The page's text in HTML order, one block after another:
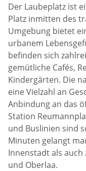
Der Laubeplatz ist
Platz inmitten des
Umgebung bietet
urbanem
befinden sich
gemütliche Cafés,
Kindergärten. Die
eine Vielzahl an
Anbindung an das
Station
und Buslinien sind
Minuten gelangt
Innenstadt als
und Oberlaa.